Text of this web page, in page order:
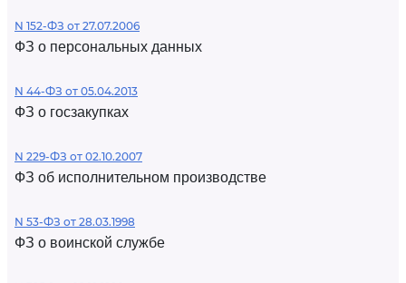
N 152-ФЗ от 27.07.2006
ФЗ о персональных данных
N 44-ФЗ от 05.04.2013
ФЗ о госзакупках
N 229-ФЗ от 02.10.2007
ФЗ об исполнительном производстве
N 53-ФЗ от 28.03.1998
ФЗ о воинской службе